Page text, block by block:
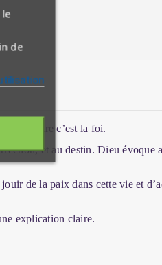
chapitre c’est la foi.
et au destin. Dieu évoque
de la paix dans cette vie et
explication claire.
de